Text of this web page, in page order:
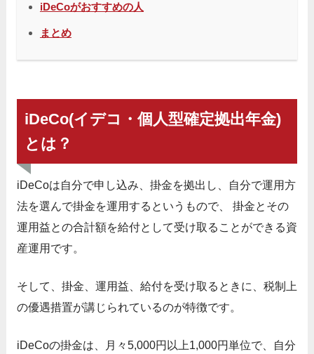
iDeCoがおすすめの人
まとめ
iDeCo(イデコ・個人型確定拠出年金)
とは？
iDeCoは自分で申し込み、掛金を拠出し、自分で運用方
法を選んで掛金を運用するというもので、 掛金とその
運用益との合計額を給付として受け取ることができる資
産運用です。
そして、掛金、運用益、給付を受け取るときに、税制上
の優遇措置が講じられているのが特徴です。
iDeCoの掛金は、月々5,000円以上1,000円単位で、自分